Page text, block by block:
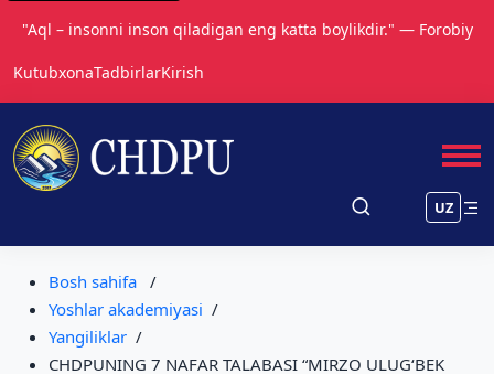
Tarbiya biz uchun yo hayot – yo mamot, yo najot – yo halokat,
KutubxonaTadbirlarKirish
Bosh sahifa
Yoshlar akademiyasi
Yangiliklar